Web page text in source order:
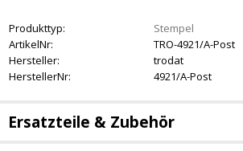
Produkttyp:
Stempel
ArtikelNr:
TRO-4921/A-Post
Hersteller:
trodat
HerstellerNr:
4921/A-Post
Ersatzteile & Zubehör